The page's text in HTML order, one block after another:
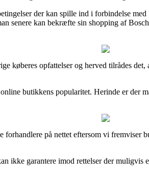
der kan spille ind i forbindelse
senere kan bekræfte sin shopping af
køberes opfattelser og herved tilrådes
butikkens popularitet. Herinde er der
forhandlere på nettet eftersom vi
ikke garantere imod rettelser der muligvis